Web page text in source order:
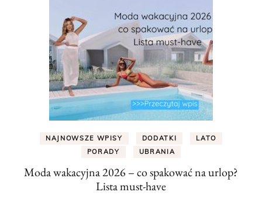
NAJNOWSZE WPISY DODATKI
LATO
PORADY
UBRANIA
Moda wakacyjna 2026 – co spakować na urlop?
Lista must-have